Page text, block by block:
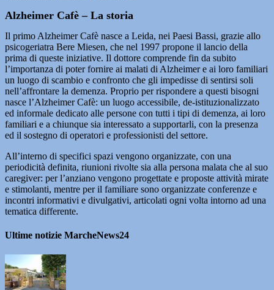
Alzheimer Cafè – La storia
Il primo Alzheimer Cafè nasce a Leida, nei Paesi Bassi, grazie allo
psicogeriatra Bere Miesen, che nel 1997 propone il lancio della
prima di queste iniziative. Il dottore comprende fin da subito
l’importanza di poter fornire ai malati di Alzheimer e ai loro familiari
un luogo di scambio e confronto che gli impedisse di sentirsi soli
nell’affrontare la demenza. Proprio per rispondere a questi bisogni
nasce l’Alzheimer Cafè: un luogo accessibile, de-istituzionalizzato
ed informale dedicato alle persone con tutti i tipi di demenza, ai loro
familiari e a chiunque sia interessato a supportarli, con la presenza
ed il sostegno di operatori e professionisti del settore.
All’interno di specifici spazi vengono organizzate, con una
periodicità definita, riunioni rivolte sia alla persona malata che al suo
caregiver: per l’anziano vengono progettate e proposte attività mirate
e stimolanti, mentre per il familiare sono organizzate conferenze e
incontri informativi e divulgativi, articolati ogni volta intorno ad una
tematica differente.
Ultime notizie MarcheNews24